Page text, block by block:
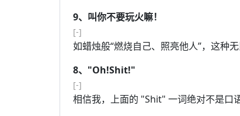
9、叫你不要玩火嘛！
[-]
如蜡烛般“燃烧自己、照亮他人”，这种
8、"Oh!Shit!"
[-]
相信我，上面的 "Shit" 一词绝对不是口